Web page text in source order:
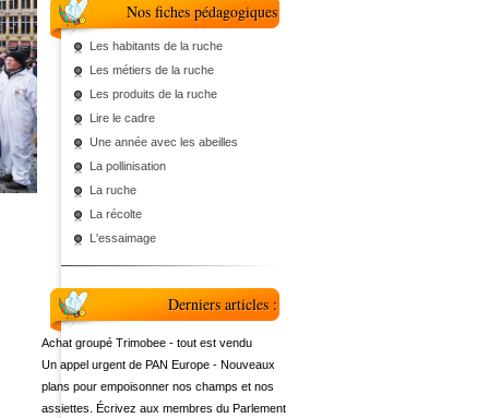
Nos fiches pédagogiques
Les habitants de la ruche
Les métiers de la ruche
Les produits de la ruche
Lire le cadre
Une année avec les abeilles
La pollinisation
La ruche
La récolte
L'essaimage
Derniers articles :
Achat groupé Trimobee - tout est vendu
Un appel urgent de PAN Europe - Nouveaux
plans pour empoisonner nos champs et nos
assiettes. Écrivez aux membres du Parlement